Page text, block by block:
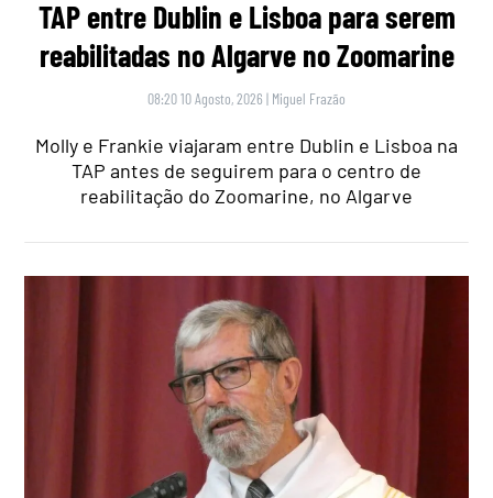
TAP entre Dublin e Lisboa para serem
reabilitadas no Algarve no Zoomarine
08:20 10 Agosto, 2026 | Miguel Frazão
Molly e Frankie viajaram entre Dublin e Lisboa na
TAP antes de seguirem para o centro de
reabilitação do Zoomarine, no Algarve